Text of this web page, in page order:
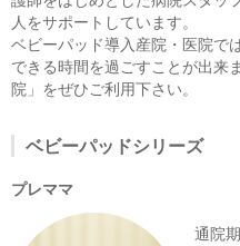
人をサポートしています。
ベビーパッド導入産院・医院で
できる時間を過ごすことが出来
院」をぜひご利用下さい。
ベビーパッドシリーズ
プレママ
通院